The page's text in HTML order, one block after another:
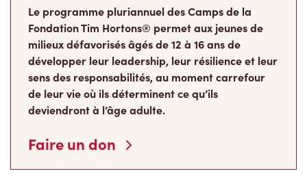
Fondation Tim Hortons® permet aux jeunes de
milieux défavorisés âgés de 12 à 16 ans de
développer leur leadership, leur résilience et leur
sens des responsabilités, au moment carrefour
de leur vie où ils déterminent ce qu’ils
deviendront à l’âge adulte.
Faire un don